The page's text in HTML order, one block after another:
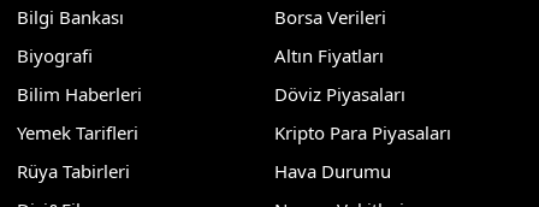
Bilgi Bankası
Biyografi
Bilim Haberleri
Yemek Tarifleri
Rüya Tabirleri
Borsa Verileri
Altın Fiyatları
Döviz Piyasaları
Kripto Para Piyasaları
Hava Durumu